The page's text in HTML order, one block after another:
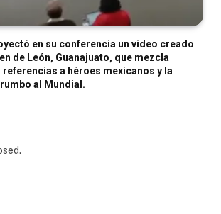
en su conferencia un video creado
de León, Guanajuato, que mezcla
a héroes mexicanos y la
al Mundial.